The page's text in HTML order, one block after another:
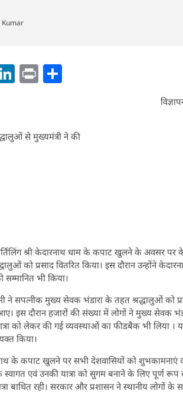
Kumar
LinkedIn
Print
से मुख्यमंत्री ने की
श्री केदारनाथ धाम के कपाट खुलने के अवसर
को प्रसाद वितरित किया। इस दौरान उन्होंने
सम्मानित भी किया।
ने सपत्नीक मुख्य सेवक भंडारा के तहत श्रद्धालुओं को
इस दौरान हजारों की संख्या में लोगों ने मुख्य सेवक
को लेकर की गई व्यवस्थाओं का फीडबैक भी लिया ।
किया।
के कपाट खुलने पर सभी देशवासियों को शुभकामनाएं
एवं उनकी यात्रा को सुगम बनाने के लिए पूर्ण रूप
बाधित रही। सरकार और प्रशासन ने स्थानीय लोगों